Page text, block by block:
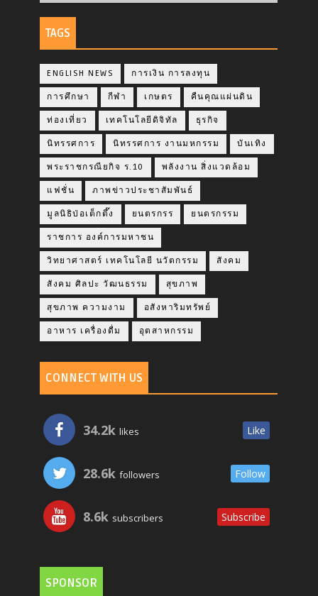
TAGS
ENGLISH NEWS การเงิน การลงทุน
การศึกษา กีฬา เกษตร คืนคุณแผ่นดิน
ท่องเที่ยว เทคโนโลยีดิจิทัล ธุรกิจ
นิทรรศการ นิทรรศการ งานมหกรรม บันเทิง
พระราชกรณียกิจ ร.10 พลังงาน สิ่งแวดล้อม
แฟชั่น ภาพข่าวประชาสัมพันธ์
มูลนิธิป่อเต็กตึ๊ง ยนตรกรร ยนตรกรรม
ราชการ องค์การมหาชน
วิทยาศาสตร์ เทคโนโลยี นวัตกรรม สังคม
สังคม ศิลปะ วัฒนธรรม สุขภาพ
สุขภาพ ความงาม อสังหาริมทรัพย์
อาหาร เครื่องดื่ม อุตสาหกรรม
CONNECT WITH US
34.2k likes Like
28.6k followers Follow
8.6k subscribers Subscribe
SPONSOR